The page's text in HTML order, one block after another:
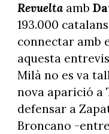
Revueltaamb
193.000
connectar amb
aquesta
Milà no es va
nova aparició a
defensar a
Broncano -